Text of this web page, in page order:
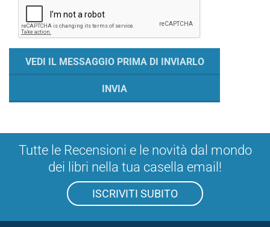
Tutte le Recensioni e le novità dal mondo
dei libri nella tua casella email!
ISCRIVITI SUBITO